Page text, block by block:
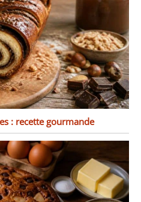
: recette gourmande